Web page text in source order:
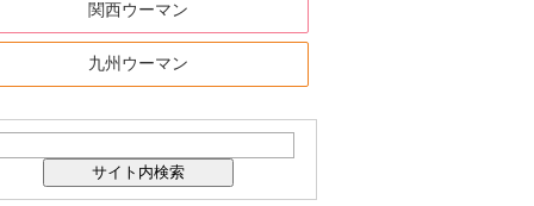
関西ウーマン
九州ウーマン